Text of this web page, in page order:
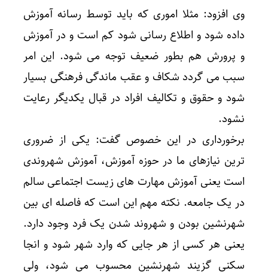
وی افزود: مثلا اموری که باید توسط رسانه آموزش
داده شود و اطلاع رسانی شود کم است و در آموزش
و پرورش هم بطور ضعیف توجه می شود. این امر
سبب می گردد شکاف و عقب ماندگی فرهنگی بسیار
شود و حقوق و تکالیف افراد در قبال یکدیگر رعایت
نشود.
برخورداری در این خصوص گفت: یکی از ضروری
ترین نیازهای ما در حوزه آموزش، آموزش شهروندی
است یعنی آموزش مهارت های زیست اجتماعی سالم
در یک جامعه. نکته مهم این است که فاصله ای بین
شهرنشین بودن و شهروند شدن یک فرد وجود دارد.
یعنی هر کسی از هر جایی که وارد شهر شود و انجا
سکنی گزیند شهرنشین محسوب می شود، ولی